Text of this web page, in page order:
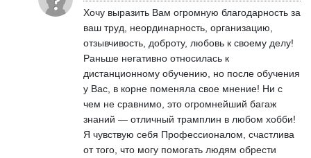
Хочу выразить Вам огромную благодарность за
ваш труд, неординарность, организацию,
отзывчивость, доброту, любовь к своему делу!
Раньше негативно относилась к
дистанционному обучению, но после обучения
у Вас, в корне поменяла свое мнение! Ни с
чем не сравнимо, это огромнейший багаж
знаний — отличный трамплин в любом хобби!
Я чувствую себя Профессионалом, счастлива
от того, что могу помогать людям обрести